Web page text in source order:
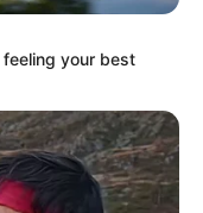
your best